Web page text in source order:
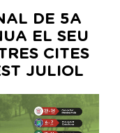
DE 5A
EL SEU
CITES
JULIOL